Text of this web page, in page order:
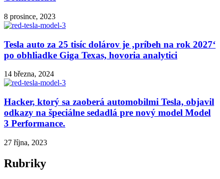
8 prosince, 2023
Tesla auto za 25 tisíc dolárov je ‚príbeh na rok 2027‘
po obhliadke Giga Texas, hovoria analytici
14 března, 2024
Hacker, ktorý sa zaoberá automobilmi Tesla, objavil
odkazy na špeciálne sedadlá pre nový model Model
3 Performance.
27 října, 2023
Rubriky